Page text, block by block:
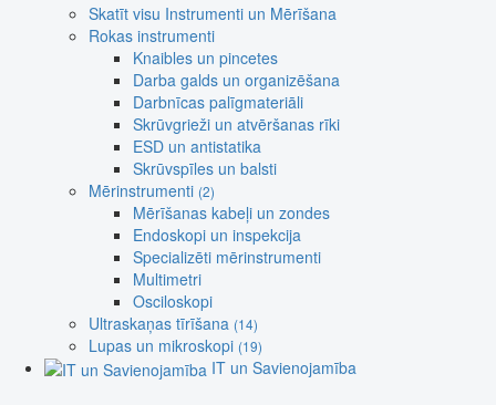
Skatīt visu Instrumenti un Mērīšana
Rokas instrumenti
Knaibles un pincetes
Darba galds un organizēšana
Darbnīcas palīgmateriāli
Skrūvgrieži un atvēršanas rīki
ESD un antistatika
Skrūvspīles un balsti
Mērinstrumenti (2)
Mērīšanas kabeļi un zondes
Endoskopi un inspekcija
Specializēti mērinstrumenti
Multimetri
Osciloskopi
Ultraskaņas tīrīšana (14)
Lupas un mikroskopi (19)
IT un Savienojamība